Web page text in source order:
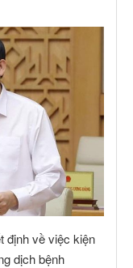
định về việc kiện
dịch bệnh